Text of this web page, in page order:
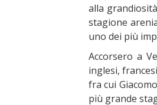
alla
stagione
uno dei più
Accorsero a
inglesi,
fra cui
più grande